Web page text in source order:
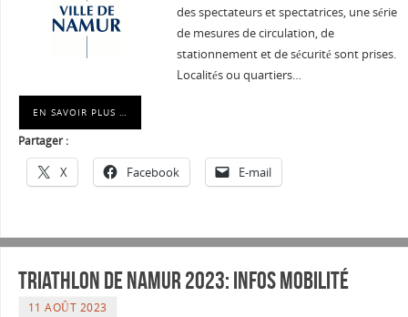
des spectateurs et spectatrices, une série
de mesures de circulation, de
stationnement et de sécurité sont prises.
Localités ou quartiers…
EN SAVOIR PLUS …
Partager :
X Facebook E-mail
Triathlon de Namur 2023: Infos mobilité
11 AOÛT 2023